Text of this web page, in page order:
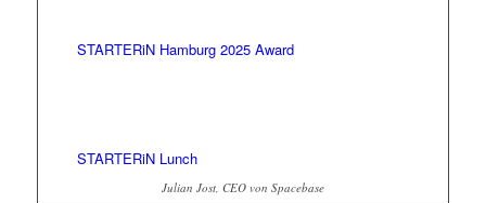
STARTERiN Hamburg 2025 Award
STARTERiN Lunch
Julian Jost, CEO von Spacebase